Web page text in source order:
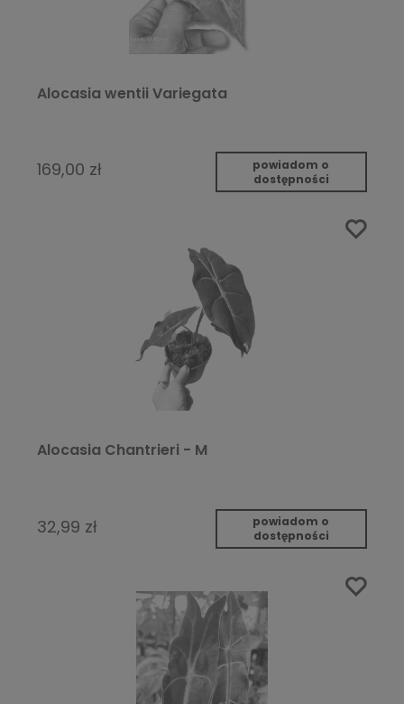
Alocasia wentii Variegata
169,00 zł
powiadom o
dostępności
Alocasia Chantrieri - M
32,99 zł
powiadom o
dostępności